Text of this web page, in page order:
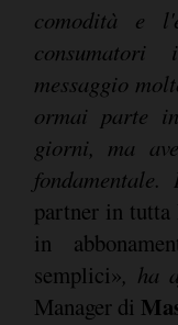
comodità e
messaggio
ormai parte
giorni, ma
fondamentale.
partner in tutta
in
semplici», ha
Manager di